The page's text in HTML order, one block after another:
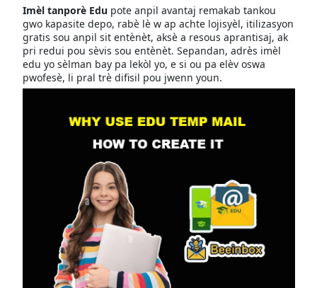
Imèl tanporè Edupote anpil avantaj remakab tankou
gwo kapasite depo, rabè lè w ap achte lojisyèl, itilizasyon
gratis sou anpil sit entènèt, aksè a resous aprantisaj, ak
pri redui pou sèvis sou entènèt. Sepandan, adrès imèl
edu yo sèlman bay pa lekòl yo, e si ou pa elèv oswa
pwofesè, li pral trè difisil pou jwenn youn.